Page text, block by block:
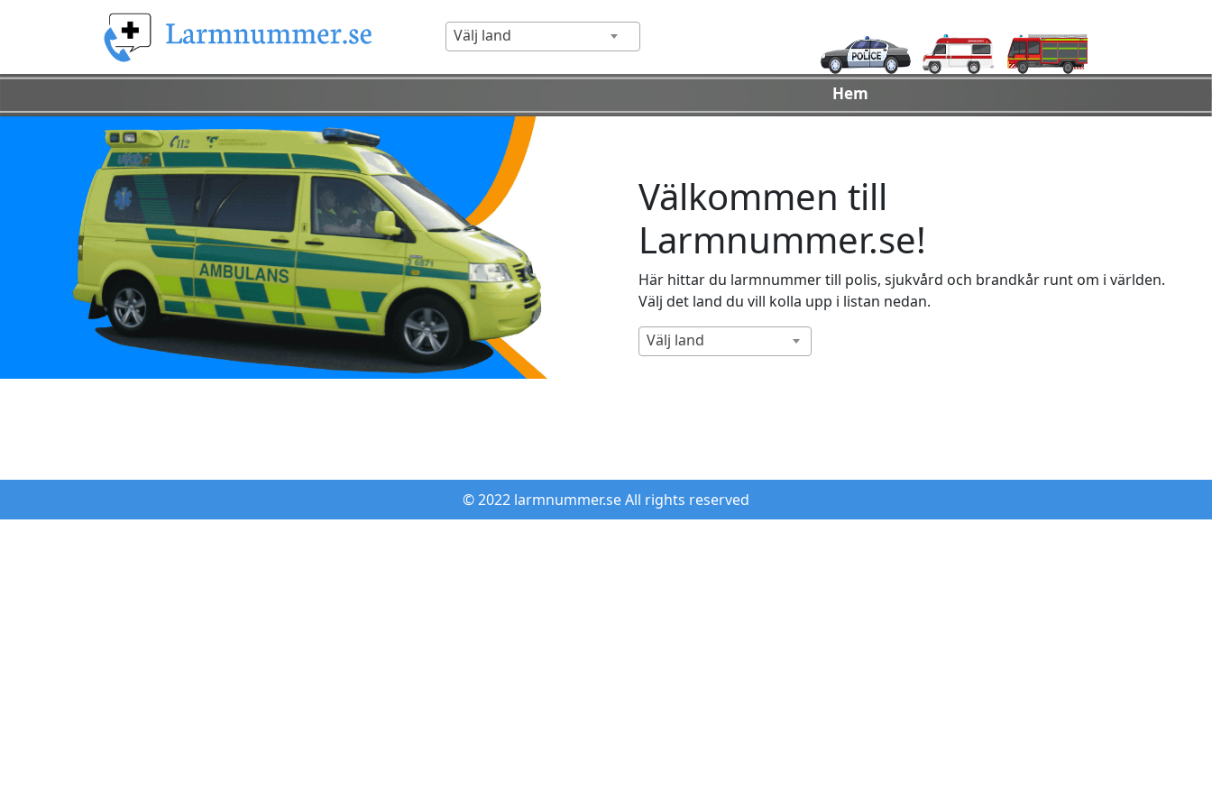
Välj land
Hem
Välkommen till
Larmnummer.se!
Här hittar du larmnummer till polis, sjukvård och brandkår runt om i världen.
Välj det land du vill kolla upp i listan nedan.
Välj land
© 2022 larmnummer.se All rights reserved